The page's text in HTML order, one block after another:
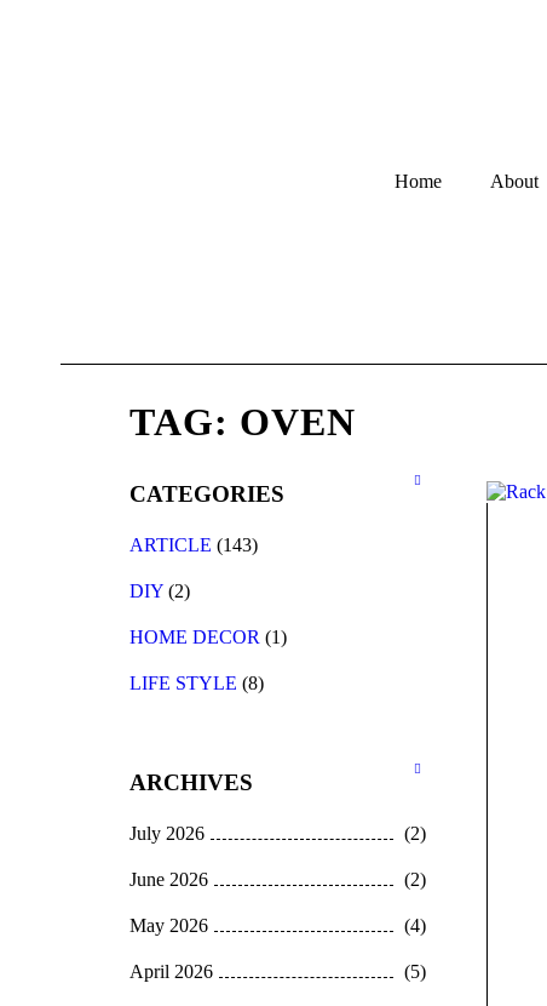
Home About
TAG: OVEN
CATEGORIES
ARTICLE (143)
DIY (2)
HOME DECOR (1)
LIFE STYLE (8)
ARCHIVES
July 2026 (2)
June 2026 (2)
May 2026 (4)
April 2026 (5)